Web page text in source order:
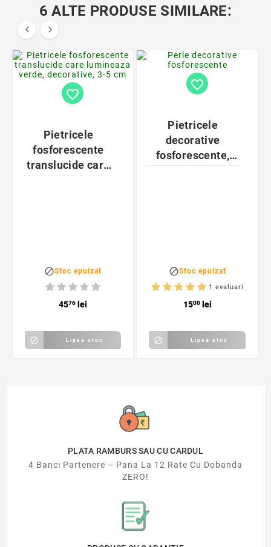
6 ALTE PRODUSE SIMILARE:
 
favorite_border
Pietricele
fosforescente
translucide care
Stoc epuizat
4576lei
 Lipsa stoc
favorite_border
Pietricele
decorative
fosforescente,
Stoc epuizat
1 evaluari
1500lei
 Lipsa stoc
PLATA RAMBURS SAU CU CARDUL
4 Banci Partenere – Pana La 12 Rate Cu Dobanda
ZERO!